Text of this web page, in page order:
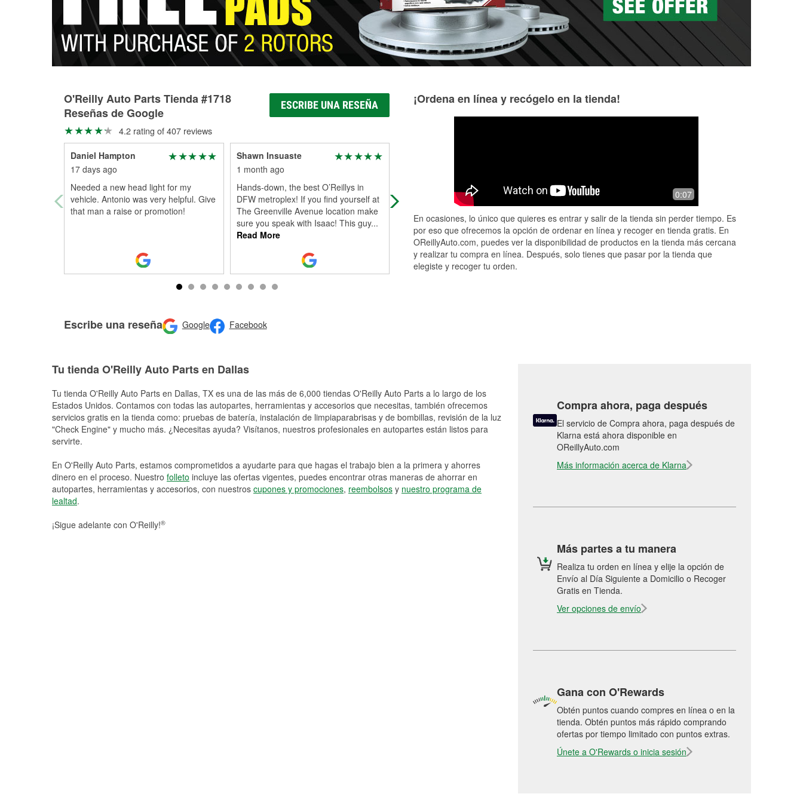
O'Reilly Auto Parts Tienda #1718
Reseñas de Google
ESCRIBE UNA RESEÑA
4.2 rating of 407 reviews
Daniel Hampton
17 days ago
Needed a new head light for my
vehicle. Antonio was very helpful. Give
that man a raise or promotion!
Shawn Insuaste
1 month ago
Hands-down, the best O’Reillys in
DFW metroplex! If you find yourself at
The Greenville Avenue location make
sure you speak with Isaac! This guy...
Read More
Octavio was a massive help today!
Great customer service and support
Manager Joe is the best!!! Love the
help here
this place needs
Escribe una reseña Google Facebook
¡Ordena en línea y recógelo en la tienda!
0:07
En ocasiones, lo único que quieres es entrar y salir de la tienda sin perder tiempo. Es
por eso que ofrecemos la opción de ordenar en línea y recoger en tienda gratis. En
OReillyAuto.com, puedes ver la disponibilidad de productos en la tienda más cercana
y realizar tu compra en línea. Después, solo tienes que pasar por la tienda que
elegiste y recoger tu orden.
Tu tienda O'Reilly Auto Parts en Dallas
Tu tienda O'Reilly Auto Parts en Dallas, TX es una de las más de 6,000 tiendas O'Reilly Auto Parts a lo largo de los
Estados Unidos. Contamos con todas las autopartes, herramientas y accesorios que necesitas, también ofrecemos
servicios gratis en la tienda como: pruebas de batería, instalación de limpiaparabrisas y de bombillas, revisión de la luz
"Check Engine" y mucho más. ¿Necesitas ayuda? Visítanos, nuestros profesionales en autopartes están listos para
servirte.
En O'Reilly Auto Parts, estamos comprometidos a ayudarte para que hagas el trabajo bien a la primera y ahorres
dinero en el proceso. Nuestro folleto incluye las ofertas vigentes, puedes encontrar otras maneras de ahorrar en
autopartes, herramientas y accesorios, con nuestros cupones y promociones, reembolsos y nuestro programa de
lealtad.
¡Sigue adelante con O'Reilly!®
Compra ahora, paga después
El servicio de Compra ahora, paga después de
Klarna está ahora disponible en
OReillyAuto.com
Más información acerca de Klarna
Más partes a tu manera
Realiza tu orden en línea y elije la opción de
Envío al Día Siguiente a Domicilio o Recoger
Gratis en Tienda.
Ver opciones de envío
Gana con O'Rewards
Obtén puntos cuando compres en línea o en la
tienda. Obtén puntos más rápido comprando
ofertas por tiempo limitado con puntos extras.
Únete a O'Rewards o inicia sesión